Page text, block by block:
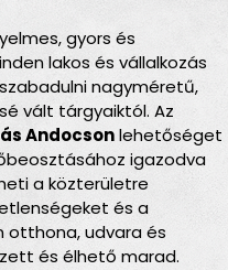
gyors és
lakos és vállalkozás
nagyméretű,
vált tárgyaiktól. Az
Andocsonlehetőséget
igazodva
a közterületre
és a
otthona, udvara és
és élhető marad.